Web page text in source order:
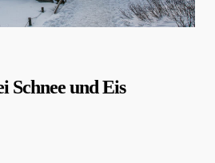
Schnee und Eis